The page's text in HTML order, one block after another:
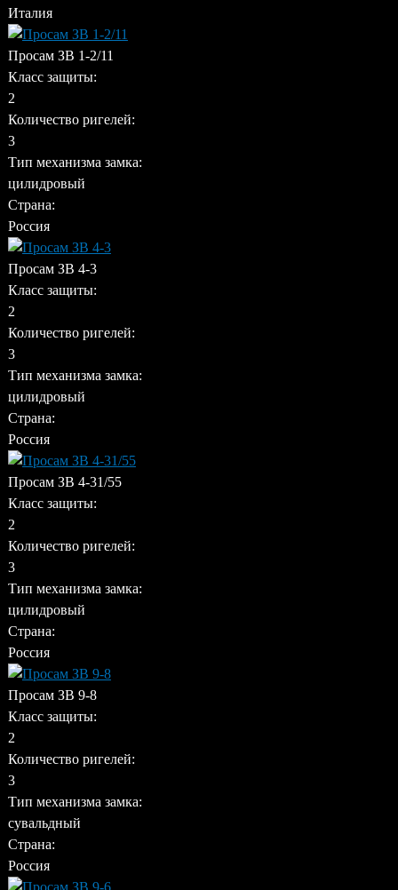
Италия
Просам ЗВ 1-2/11
Класс защиты:
2
Количество ригелей:
3
Тип механизма замка:
цилидровый
Страна:
Россия
Просам ЗВ 4-3
Класс защиты:
2
Количество ригелей:
3
Тип механизма замка:
цилидровый
Страна:
Россия
Просам ЗВ 4-31/55
Класс защиты:
2
Количество ригелей:
3
Тип механизма замка:
цилидровый
Страна:
Россия
Просам ЗВ 9-8
Класс защиты:
2
Количество ригелей:
3
Тип механизма замка:
сувальдный
Страна:
Россия